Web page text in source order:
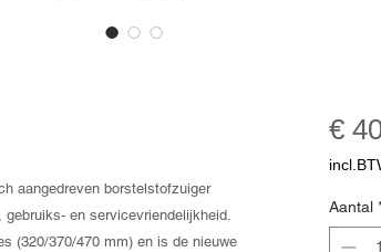
aangedreven borstelstofzuiger
en servicevriendelijkheid.
(320/370/470 mm) en is de nieuwe
€
Aantal